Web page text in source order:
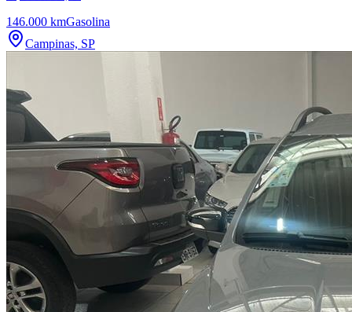
146.000 kmGasolina
Campinas, SP